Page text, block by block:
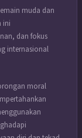
muda dan
ini
dan fokus
internasional
moral